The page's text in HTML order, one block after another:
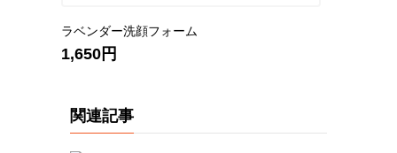
ラベンダー洗顔フォーム
1,650円
関連記事